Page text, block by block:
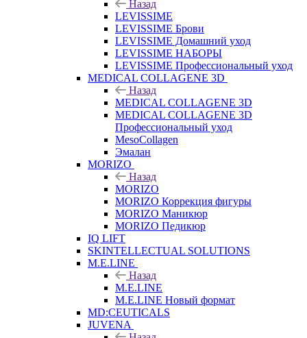
Назад
LEVISSIME
LEVISSIME Брови
LEVISSIME Домашний уход
LEVISSIME НАБОРЫ
LEVISSIME Профессиональный уход
MEDICAL COLLAGENE 3D
Назад
MEDICAL COLLAGENE 3D
MEDICAL COLLAGENE 3D
Профессиональный уход
MesoCollagen
Эмалан
MORIZO
Назад
MORIZO
MORIZO Коррекция фигуры
MORIZO Маникюр
MORIZO Педикюр
IQ LIFT
SKINTELLECTUAL SOLUTIONS
M.E.LINE
Назад
M.E.LINE
M.E.LINE Новый формат
MD:CEUTICALS
JUVENA